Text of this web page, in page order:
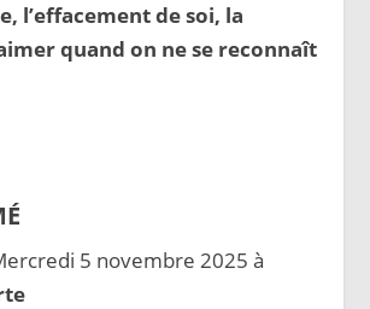
l’effacement de soi, la
quand on ne se reconnaît
5 novembre 2025 à